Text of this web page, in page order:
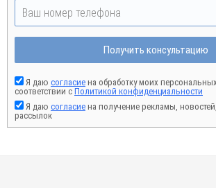
Получить консультацию
Я даю согласие на обработку моих
соответствии с Политикой конфиденциальности
Я даю согласие на получение рекламы,
рассылок